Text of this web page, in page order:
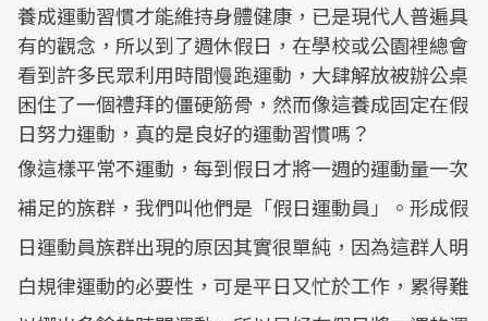
養成運動習慣才能維持身體健康，已是現代人普遍具
有的觀念，所以到了週休假日，在學校或公園裡總會
看到許多民眾利用時間慢跑運動，大肆解放被辦公桌
困住了一個禮拜的僵硬筋骨，然而像這養成固定在假
日努力運動，真的是良好的運動習慣嗎？
像這樣平常不運動，每到假日才將一週的運動量一次
補足的族群，我們叫他們是「假日運動員」。形成假
日運動員族群出現的原因其實很單純，因為這群人明
白規律運動的必要性，可是平日又忙於工作，累得難